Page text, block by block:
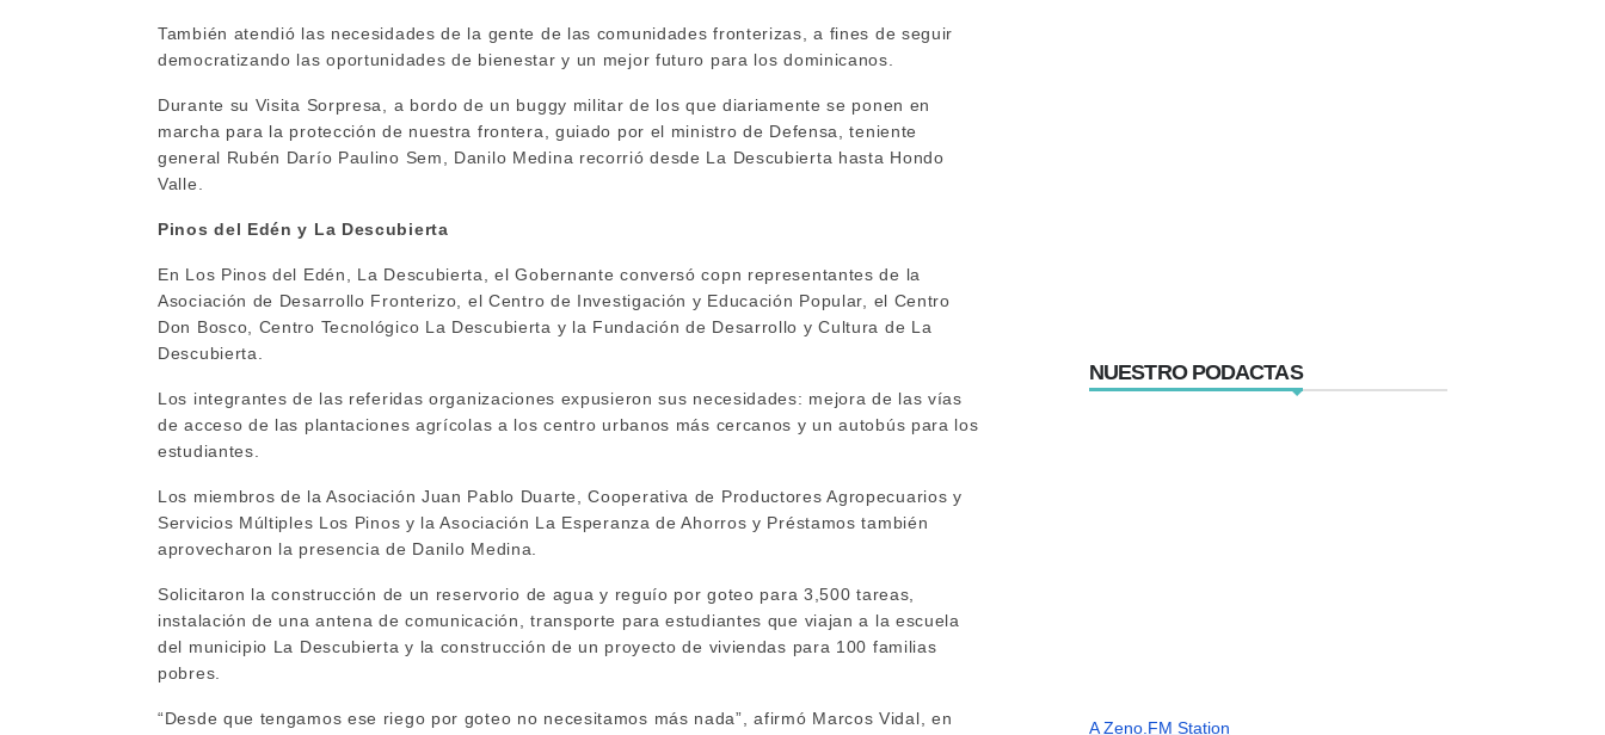
También atendió las necesidades de la gente de las comunidades fronterizas, a fines de seguir
democratizando las oportunidades de bienestar y un mejor futuro para los dominicanos.
Durante su Visita Sorpresa, a bordo de un buggy militar de los que diariamente se ponen en
marcha para la protección de nuestra frontera, guiado por el ministro de Defensa, teniente
general Rubén Darío Paulino Sem, Danilo Medina recorrió desde La Descubierta hasta Hondo
Valle.
Pinos del Edén y La Descubierta
En Los Pinos del Edén, La Descubierta, el Gobernante conversó copn representantes de la
Asociación de Desarrollo Fronterizo, el Centro de Investigación y Educación Popular, el Centro
Don Bosco, Centro Tecnológico La Descubierta y la Fundación de Desarrollo y Cultura de La
Descubierta.
Los integrantes de las referidas organizaciones expusieron sus necesidades: mejora de las vías
de acceso de las plantaciones agrícolas a los centro urbanos más cercanos y un autobús para los
estudiantes.
Los miembros de la Asociación Juan Pablo Duarte, Cooperativa de Productores Agropecuarios y
Servicios Múltiples Los Pinos y la Asociación La Esperanza de Ahorros y Préstamos también
aprovecharon la presencia de Danilo Medina.
Solicitaron la construcción de un reservorio de agua y reguío por goteo para 3,500 tareas,
instalación de una antena de comunicación, transporte para estudiantes que viajan a la escuela
del municipio La Descubierta y la construcción de un proyecto de viviendas para 100 familias
pobres.
“Desde que tengamos ese riego por goteo no necesitamos más nada”, afirmó Marcos Vidal, en
NUESTRO PODACTAS
A Zeno.FM Station